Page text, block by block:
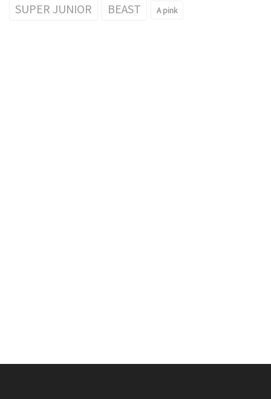
SUPER JUNIOR BEAST A pink